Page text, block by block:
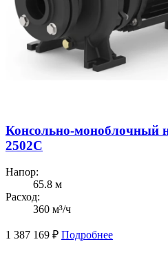
Консольно-моноблочный
2502C
Напор:
65.8 м
Расход:
360 м³/ч
1 387 169 ₽ Подробнее